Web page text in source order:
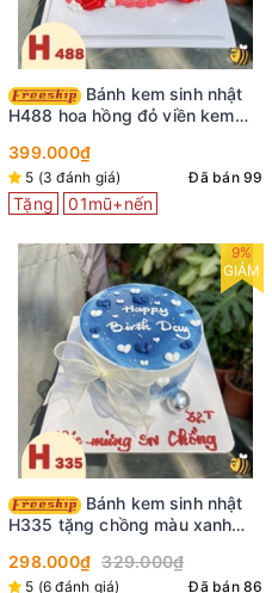
Bánh kem sinh nhật
H488 hoa hồng đỏ viền kem
399.000₫
5 (3 đánh giá) Đã bán 99
Tặng 01mũ+nến
9%
GIẢM
Bánh kem sinh nhật
H335 tặng chồng màu xanh
298.000₫ 329.000₫
5 (6 đánh giá) Đã bán 86